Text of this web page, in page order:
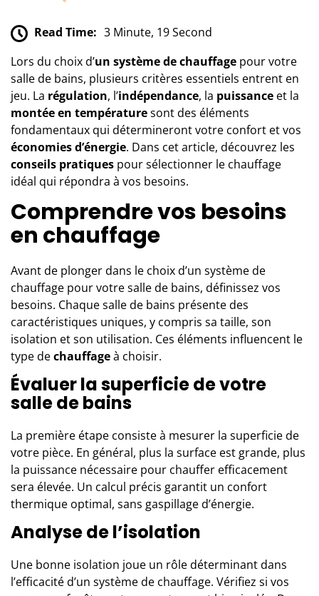
Read Time: 3 Minute, 19 Second
Lors du choix d’un système de chauffage pour votre
salle de bains, plusieurs critères essentiels entrent en
jeu. La régulation, l’indépendance, la puissance et la
montée en températuresont des éléments
fondamentaux qui détermineront votre confort et vos
économies d’énergie. Dans cet article, découvrez les
conseils pratiques pour sélectionner le chauffage
idéal qui répondra à vos besoins.
Comprendre vos besoins
en chauffage
Avant de plonger dans le choix d’un système de
chauffage pour votre salle de bains, définissez vos
besoins. Chaque salle de bains présente des
caractéristiques uniques, y compris sa taille, son
isolation et son utilisation. Ces éléments influencent le
type dechauffageà choisir.
Évaluer la superficie de votre
salle de bains
La première étape consiste à mesurer la superficie de
votre pièce. En général, plus la surface est grande, plus
la puissance nécessaire pour chauffer efficacement
sera élevée. Un calcul précis garantit un confort
thermique optimal, sans gaspillage d’énergie.
Analyse de l’isolation
Une bonne isolation joue un rôle déterminant dans
l’efficacité d’un système de chauffage. Vérifiez si vos